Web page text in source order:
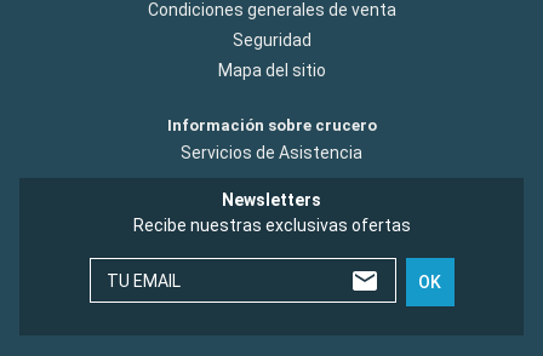
Condiciones generales de venta
Seguridad
Mapa del sitio
Información sobre crucero
Servicios de Asistencia
Newsletters
Recibe nuestras exclusivas ofertas
TU EMAIL OK